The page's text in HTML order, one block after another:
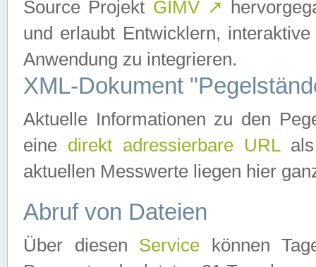
Source Projekt GIMV ↗
und erlaubt Entwicklern,
Anwendung zu integrieren.
XML-Dokument
Aktuelle Informationen zu den
eine direkt adressierbare URLals
aktuellen Messwerte liegen hier
Abruf von Dateien
Über diesen Service können